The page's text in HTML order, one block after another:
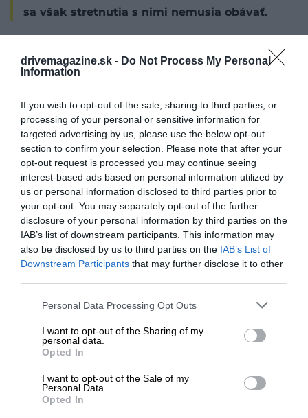
drivemagazine.sk - Do Not Process My Personal
Information
If you wish to opt-out of the sale, sharing to third parties, or
processing of your personal or sensitive information for
targeted advertising by us, please use the below opt-out
section to confirm your selection. Please note that after your
opt-out request is processed you may continue seeing
interest-based ads based on personal information utilized by
us or personal information disclosed to third parties prior to
your opt-out. You may separately opt-out of the further
disclosure of your personal information by third parties on the
IAB’s list of downstream participants. This information may
also be disclosed by us to third parties on the IAB’s List of
Downstream Participants that may further disclose it to other
Please note that this website/app uses one or more Google
not limited to your visit or usage behaviour. You may click to
grant or deny consent to Google and its third-party tags to
use your data for below specified purposes in below Google
consent section.
Personal Data Processing Opt Outs
I want to opt-out of the Sharing of my
personal data.
Opted In
I want to opt-out of the Sale of my
Personal Data.
Opted In
sa však stretnutia s nimi nemusia obávať.